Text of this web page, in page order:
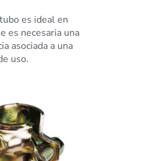
es ideal en
es necesaria una
asociada a una
uso.